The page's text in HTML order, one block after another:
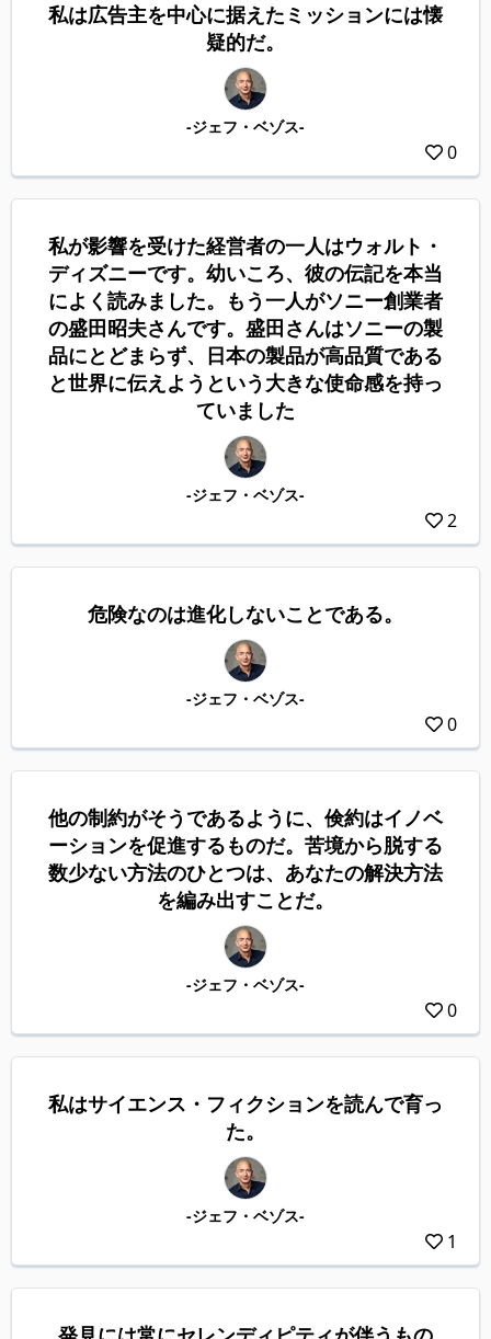
0
私は広告主を中心に据えたミッションには懐
疑的だ。
-ジェフ・ベゾス-
2
私が影響を受けた経営者の一人はウォルト・
ディズニーです。幼いころ、彼の伝記を本当
によく読みました。もう一人がソニー創業者
の盛田昭夫さんです。盛田さんはソニーの製
品にとどまらず、日本の製品が高品質である
と世界に伝えようという大きな使命感を持っ
ていました
-ジェフ・ベゾス-
0
危険なのは進化しないことである。
-ジェフ・ベゾス-
0
他の制約がそうであるように、倹約はイノベ
ーションを促進するものだ。苦境から脱する
数少ない方法のひとつは、あなたの解決方法
を編み出すことだ。
-ジェフ・ベゾス-
1
私はサイエンス・フィクションを読んで育っ
た。
-ジェフ・ベゾス-